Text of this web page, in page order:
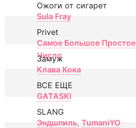
Ожоги от сигарет
Sula Fray
Privet
Самое Большое Простое
Число
Замуж
Клава Кока
ВСЕ ЕЩЕ
GATASKI
SLANG
Эндшпиль, TumaniYO